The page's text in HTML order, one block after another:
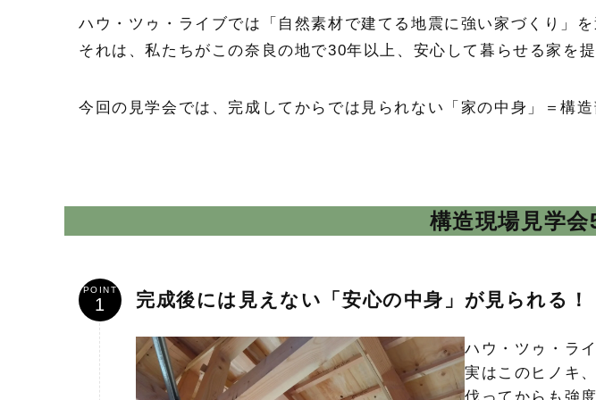
ハウ・ツゥ・ライブでは「自然素材で建てる地震に強い家づくり」を
それは、私たちがこの奈良の地で30年以上、安心して暮らせる家を
今回の見学会では、完成してからでは見られない「家の中身」＝構
構造現場見学
POINT 完成後には見えない「安心の中身」が見られる！
ハウ・ツゥ・ラ
実はこのヒノキ
伐ってからも強